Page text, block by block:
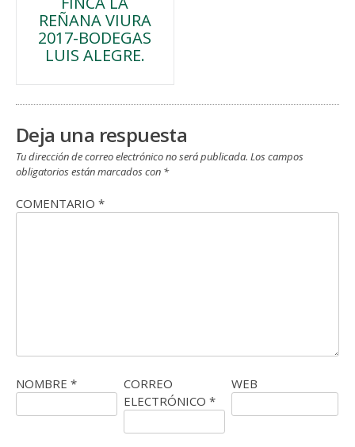
de
entradas
REÑANA VIURA
2017-BODEGAS
LUIS ALEGRE.
Deja una respuesta
Tu dirección de correo electrónico no será publicada. Los campos
obligatorios están marcados con *
COMENTARIO *
NOMBRE *
CORREO
ELECTRÓNICO *
WEB